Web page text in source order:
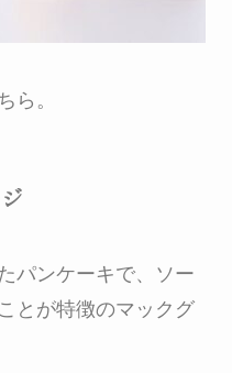
ら。
パンケーキで、ソー
とが特徴のマックグ